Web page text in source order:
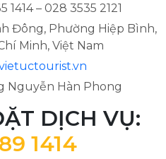
– 028 3535 2121
Đông, Phường Hiệp Bình,
Minh, Việt Nam
Nguyễn Hàn Phong
DỊCH VỤ:
1414